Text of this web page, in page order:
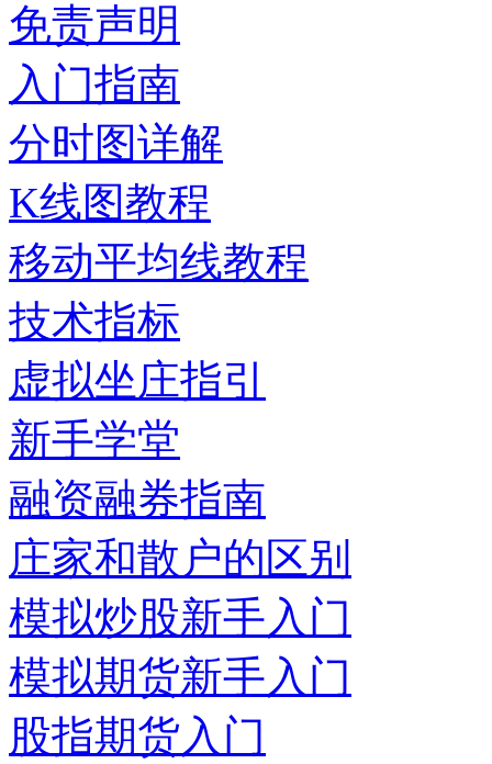
免责声明
入门指南
分时图详解
K线图教程
移动平均线教程
技术指标
虚拟坐庄指引
新手学堂
融资融券指南
庄家和散户的区别
模拟炒股新手入门
模拟期货新手入门
股指期货入门